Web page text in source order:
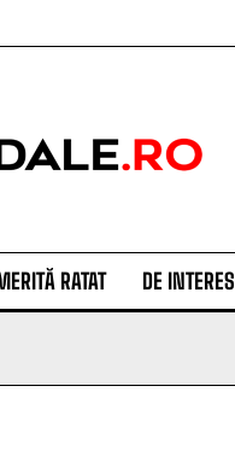
RATAT DE INTERES